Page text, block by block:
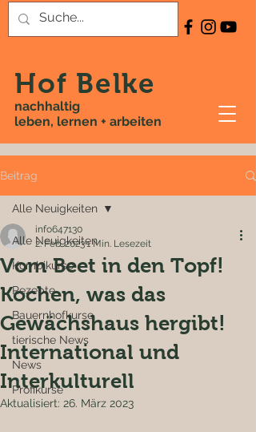
Hof Belke
nachhaltig
leben, lernen + arbeiten
Beitrag
Alle Neuigkeiten
Kombikurse
Rezepte
Bauernhofkurse
tierische News
News
Profikurse
Alle Neuigkeiten
Vom Beet in den Topf!
Kochen, was das
Gewächshaus hergibt!
International und
Interkulturell
info647130
2. Feb. 20231 Min. Lesezeit
Aktualisiert: 26. März 2023